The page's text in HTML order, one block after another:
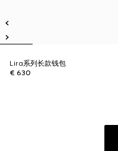
Lira系列长款钱包
€ 630